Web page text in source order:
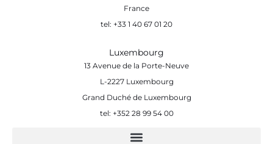
France
tel: +33 1 40 67 01 20
Luxembourg
13 Avenue de la Porte-Neuve
L-2227 Luxembourg
Grand Duché de Luxembourg
tel: +352 28 99 54 00